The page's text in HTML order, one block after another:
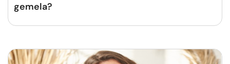
gemela?